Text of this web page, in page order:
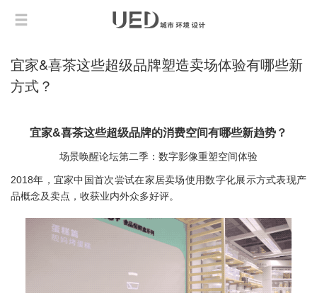
宜家&喜茶这些超级品牌塑造卖场体验有哪些新
方式？
宜家&喜茶这些超级品牌的消费空间有哪些新趋势？
场景唤醒论坛第二季：数字影像重塑空间体验
2018年，宜家中国首次尝试在家居卖场使用数字化展示方式表现产
品概念及卖点，收获业内外众多好评。